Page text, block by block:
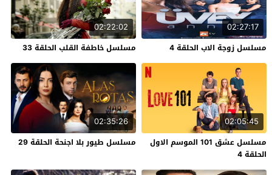
02:27:17
مسلسل زوجة الاب الحلقة 4
02:22:02
مسلسل خاطفة القلب الحلقة 33
02:05:45
مسلسل عشق 101 الموسم الاول
الحلقة 4
02:35:26
مسلسل طيور بلا اجنحة الحلقة 29